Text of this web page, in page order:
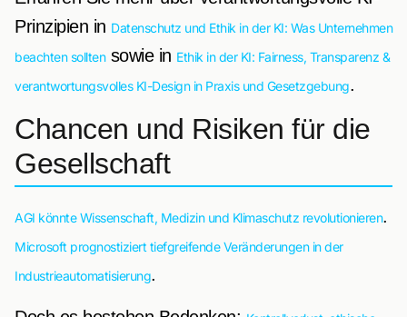
Prinzipien in Datenschutz und Ethik in der KI: Was Unternehmen
beachten solltensowie in Ethik in der KI: Fairness, Transparenz &
verantwortungsvolles KI-Design in Praxis und Gesetzgebung.
Chancen und Risiken für die
Gesellschaft
AGI könnte Wissenschaft, Medizin und Klimaschutz revolutionieren.
Microsoft prognostiziert tiefgreifende Veränderungen in der
Industrieautomatisierung.